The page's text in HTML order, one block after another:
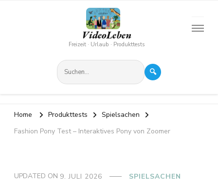
VideoLeben
Freizeit · Urlaub · Produkttests
🔍
Home Produkttests
Spielsachen
Fashion Pony Test – Interaktives Pony von Zoomer
UPDATED ON 9. JULI 2026 SPIELSACHEN